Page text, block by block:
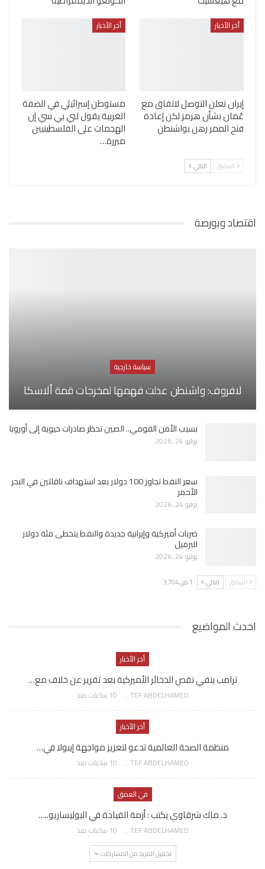
أخر الأخبار
إيران تعلن التوصل لاتفاق مع
عُمان بشأن هرمز لكن إعادة
فتح الممر رهن بواشنطن
أخر الأخبار
مستوطن إسرائيلي في الضفة
الغربية يقول لبي بي سي إن
الهجمات على الفلسطينيين
مبررة…
السابق التالي
اقتصاد وبورصة
سياسة خارجية
لافروف: واشنطن عدلت فهمها لمخرجات قمة ألاسكا
بسبب الأمن القومي.. الصين تحظر صادرات حيوية إلى أوروبا
يوليو 24, 2026
سعر النفط تجاوز 100 دولار بعد استهداف ناقلتين في البحر
الأحمر
يوليو 24, 2026
ضربات أميركية وإيرانية جديدة والنفط يتخطى مئة دولار
للبرميل
يوليو 24, 2026
السابق التالي 1 من 3٬704
احدث المواضيع
أخر الأخبار
ترامب ينفي نقص الذخائر الأميركية بعد تقرير عن خلاف مع…
AWATEF ABDELHAMED 10 ساعات منذ
أخر الأخبار
منظمة الصحة العالمية تدعو لتعزيز مواجهة إيبولا في…
AWATEF ABDELHAMED 10 ساعات منذ
في العمق
د. ماك شرقاوي يكتب : أزمة القيادة في البوليساريو..…
AWATEF ABDELHAMED 10 ساعات منذ
تحميل المزيد من المشاركات